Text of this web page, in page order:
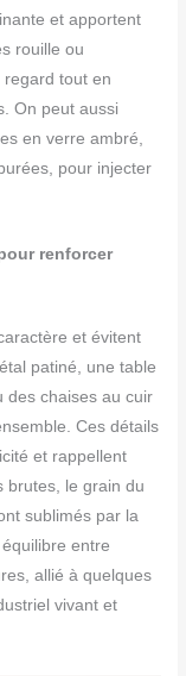
et apportent
rouille ou
tout en
On peut aussi
en verre ambré,
pour injecter
renforcer
et évitent
patiné, une table
des chaises au cuir
Ces détails
et rappellent
brutes, le grain du
sublimés par la
entre
allié à quelques
vivant et